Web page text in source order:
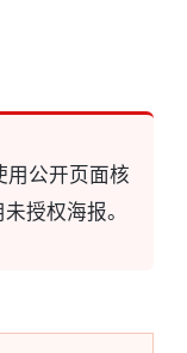
用公开页面核
授权海报。